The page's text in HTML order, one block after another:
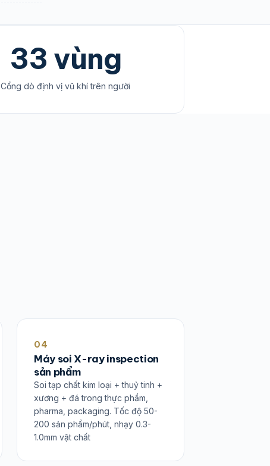
33 vùng
Cổng dò định vị vũ khí trên người
04
Máy soi X-ray inspection
sản phẩm
Soi tạp chất kim loại + thuỷ tinh +
xương + đá trong thực phẩm,
pharma, packaging. Tốc độ 50-
200 sản phẩm/phút, nhạy 0.3-
1.0mm vật chất